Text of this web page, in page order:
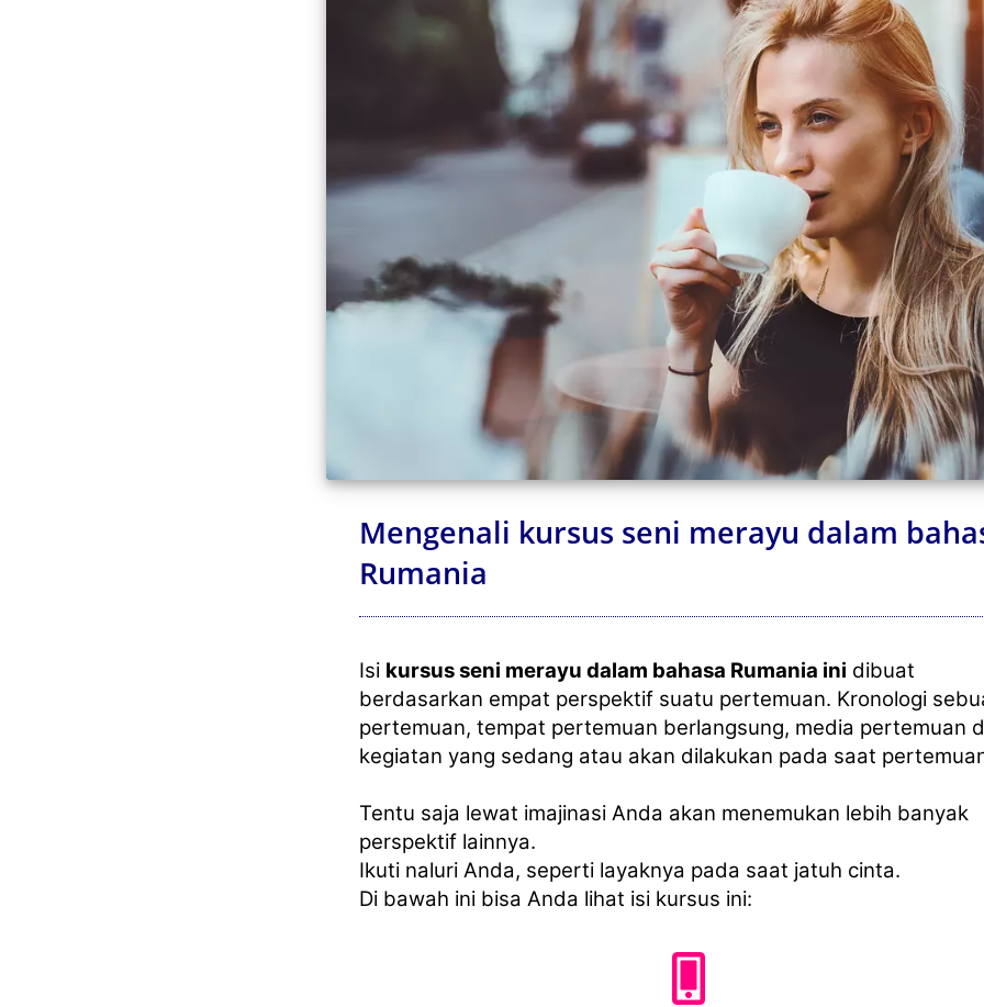
Mengenali kursus seni merayu dalam
Rumania
Isi kursus seni merayu dalam bahasa Rumania ini dibuat
berdasarkan empat perspektif suatu pertemuan. Kronologi
pertemuan, tempat pertemuan berlangsung, media pertemuan
kegiatan yang sedang atau akan dilakukan pada saat
Tentu saja lewat imajinasi Anda akan menemukan lebih banyak
perspektif lainnya.
Ikuti naluri Anda, seperti layaknya pada saat jatuh cinta.
Di bawah ini bisa Anda lihat isi kursus ini: